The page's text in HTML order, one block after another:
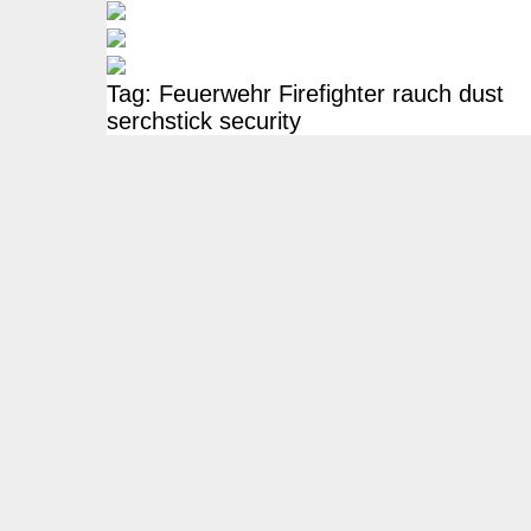
Tag: FeuerwehrFirefighterrauch dust
serchsticksecurity